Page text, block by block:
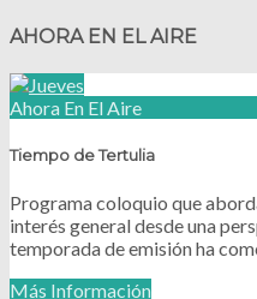
AHORA EN EL AIRE
Ahora En El Aire
Tiempo de Tertulia
Programa coloquio que
interés general desde una
temporada de emisión ha
Más Información